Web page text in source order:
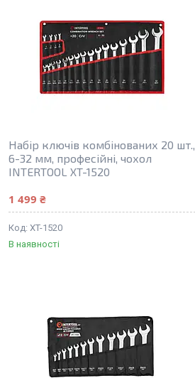
Набір ключів комбінованих 20 шт.,
6-32 мм, професійні, чохол
INTERTOOL XT-1520
1 499 ₴
XT-1520
В наявності